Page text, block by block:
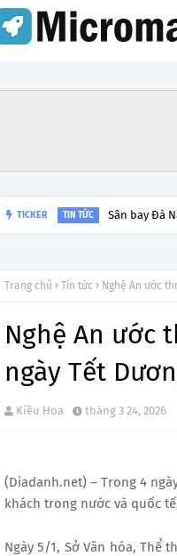
TICKER TIN TỨC Sân bay Đà
Trang chủ Tin tức Nghệ An ước
Nghệ An ước
ngày Tết
Kiều Hoa tháng 3 24, 2026
(Diadanh.net) – Trong 4
khách trong nước và quốc
Ngày 5/1, Sở Văn hóa, Thể